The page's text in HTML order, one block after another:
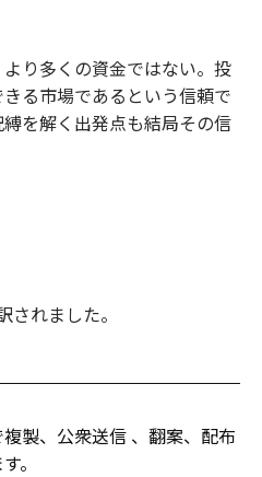
り多くの資金ではない。投
る市場であるという信頼で
を解く出発点も結局その信
されました。
製、公衆送信 、翻案、配布
。